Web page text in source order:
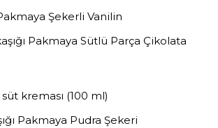
Şekerli Vanilin
Pakmaya Sütlü Parça Çikolata
kreması (100 ml)
Pakmaya Pudra Şekeri